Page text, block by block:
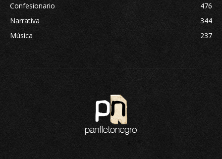
Confesionario
476
Narrativa
344
Música
237